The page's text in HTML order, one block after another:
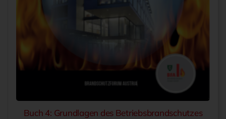
Buch 4: Grundlagen des Betriebsbrandschutzes